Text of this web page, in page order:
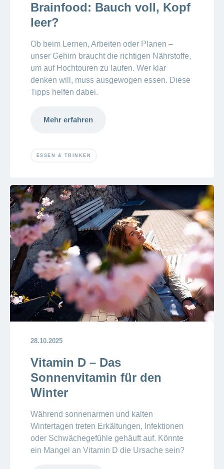
Brainfood: Bauch voll, Kopf
leer?
Ob beim Lernen, Arbeiten oder Planen –
unser Gehirn braucht die richtigen Nährstoffe,
um auf Hochtouren zu laufen. Wer klar
denken will, muss ausgewogen essen. Diese
Tipps helfen dabei.
Mehr erfahren
ESSEN & TRINKEN
28.10.2025
Vitamin D – Das
Sonnenvitamin für den
Winter
Während sonnenarmen und kalten
Wintertagen treten Erkältungen, Infektionen
oder Schwächegefühle gehäuft auf. Könnte
ein Mangel an Vitamin D die Ursache sein?